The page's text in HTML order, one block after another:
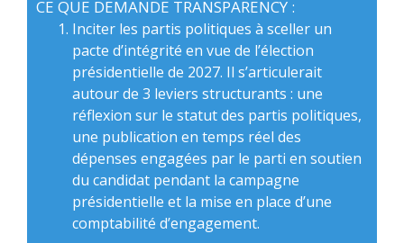
CE QUE DEMANDE TRANSPARENCY :
Inciter les partis politiques à sceller un
pacte d’intégrité en vue de l’élection
présidentielle de 2027. Il s’articulerait
autour de 3 leviers structurants : une
réflexion sur le statut des partis politiques,
une publication en temps réel des
dépenses engagées par le parti en soutien
du candidat pendant la campagne
présidentielle et la mise en place d’une
comptabilité d’engagement.